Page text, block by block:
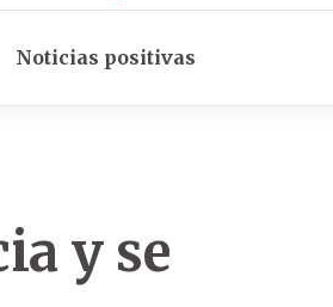
Noticias positivas
y se